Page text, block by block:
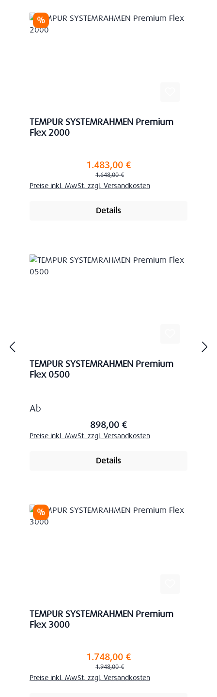
Rabatt
%
TEMPUR SYSTEMRAHMEN Premium
Flex 2000
Verkaufspreis:1.483,00 €
Regulärer Preis:
1.648,00 €
Preise inkl. MwSt. zzgl. Versandkosten
Details
TEMPUR SYSTEMRAHMEN Premium
Flex 0500
Regulärer Preis:
Ab
898,00 €
Preise inkl. MwSt. zzgl. Versandkosten
Details
Rabatt
%
TEMPUR SYSTEMRAHMEN Premium
Flex 3000
Verkaufspreis:1.748,00 €
Regulärer Preis:
1.948,00 €
Preise inkl. MwSt. zzgl. Versandkosten